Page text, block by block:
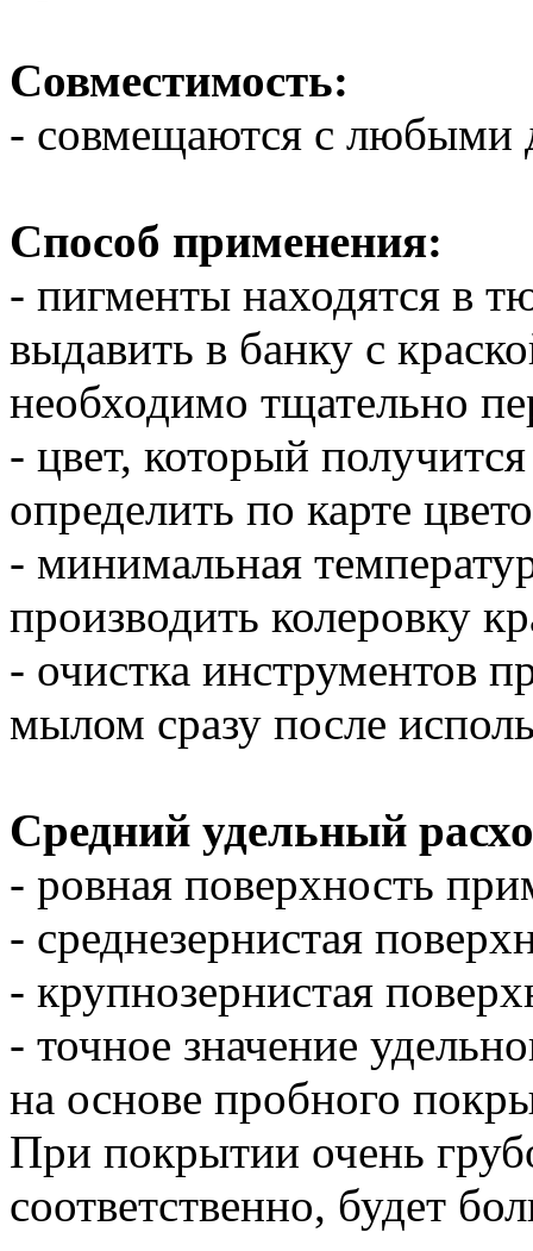
Совместимость:
- совмещаются с любыми
Способ применения:
- пигменты находятся в
выдавить в банку с
необходимо тщательно
- цвет, который
определить по карте
- минимальная
производить колеровку
- очистка инструментов
мылом сразу после
Средний удельный
- ровная поверхность
- среднезернистая
- крупнозернистая
- точное значение
на основе пробного
При покрытии очень
соответственно, будет